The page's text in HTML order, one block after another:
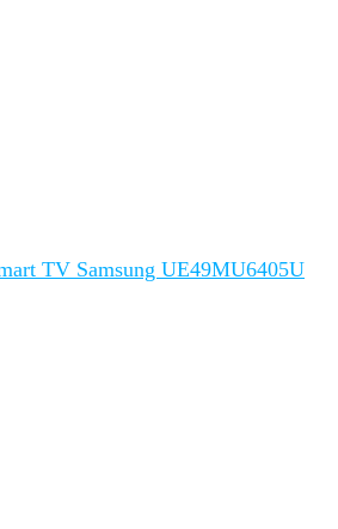
TV Samsung UE49MU6405U